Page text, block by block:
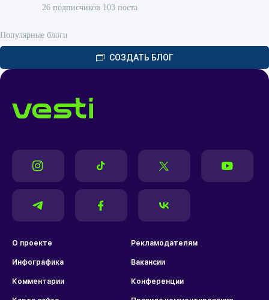
26 подписчиков 103 поста
Популярные блоги
СОЗДАТЬ БЛОГ
О проекте Рекламодателям
Инфографика Вакансии
Комментарии Конференции